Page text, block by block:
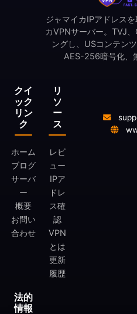
クイ
ック
リン
ク
ホーム
ブログ
サーバ
ー
概要
お問い
合わせ
リ
ソ
ー
ス
レビ
ュー
IPア
ドレ
ス確
認
VPN
とは
更新
履歴
法的
情報
ジャマイカIPアドレス
カVPNサーバー。TVJ
ングし、USコンテン
AES-256暗号化、